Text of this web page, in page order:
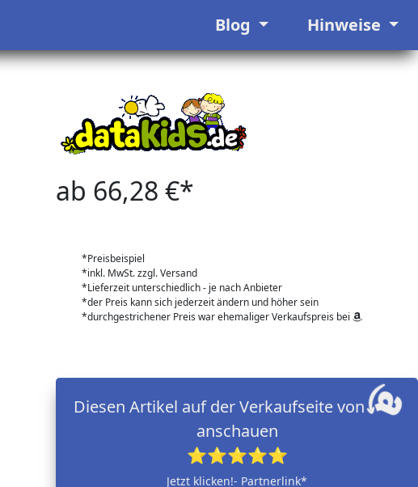
Blog Hinweise
ab 66,28 €*
*Preisbeispiel
*inkl. MwSt. zzgl. Versand
*Lieferzeit unterschiedlich - je nach Anbieter
*der Preis kann sich jederzeit ändern und höher sein
*durchgestrichener Preis war ehemaliger Verkaufspreis bei
Diesen Artikel auf der Verkaufseite von
anschauen
⭐⭐⭐⭐⭐
Jetzt klicken!- Partnerlink*